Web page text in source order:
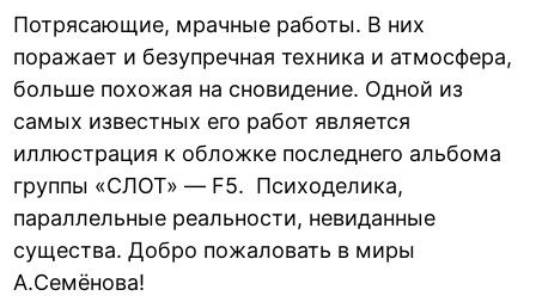
Потрясающие, мрачные работы. В них
поражает и безупречная техника и атмосфера,
больше похожая на сновидение. Одной из
самых известных его работ является
иллюстрация к обложке последнего альбома
группы «СЛОТ» — F5. Психоделика,
параллельные реальности, невиданные
существа. Добро пожаловать в миры
А.Семёнова!